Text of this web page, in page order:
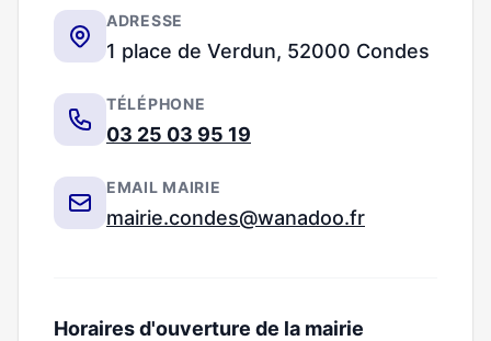
ADRESSE
1 place de Verdun, 52000 Condes
TÉLÉPHONE
03 25 03 95 19
EMAIL MAIRIE
mairie.condes@wanadoo.fr
Horaires d'ouverture de la mairie